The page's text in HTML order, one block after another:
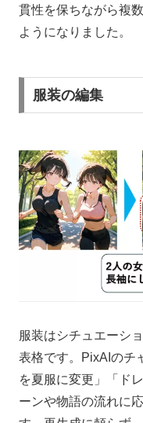
貫性を保ちながら複
ようになりました。
服装の編集
服装はシチュエーシ
表格です。PixAIのチ
を夏服に変更」「ド
ーンや物語の流れに